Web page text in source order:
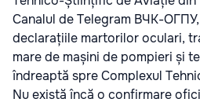
Canalul de Telegram ВЧК-
declarațiile martorilor oculari,
mare de mașini de pompieri și
îndreaptă spre Complexul
Nu există încă o confirmare